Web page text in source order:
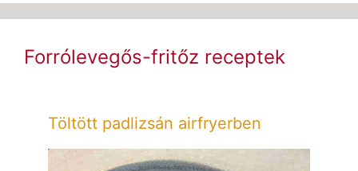
Forrólevegős-fritőz receptek
Töltött padlizsán airfryerben